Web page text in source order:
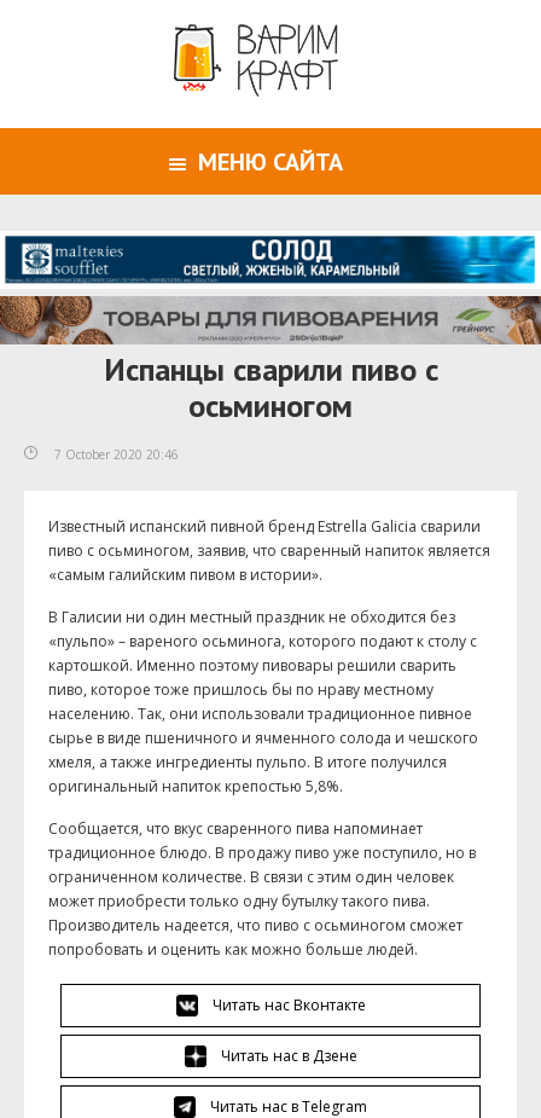
МЕНЮ САЙТА
Испанцы сварили пиво с
осьминогом
7 October 2020 20:46
Известный испанский пивной бренд Estrella Galicia сварили
пиво с осьминогом, заявив, что сваренный напиток является
«самым галийским пивом в истории».
В Галисии ни один местный праздник не обходится без
«пульпо» – вареного осьминога, которого подают к столу с
картошкой. Именно поэтому пивовары решили сварить
пиво, которое тоже пришлось бы по нраву местному
населению. Так, они использовали традиционное пивное
сырье в виде пшеничного и ячменного солода и чешского
хмеля, а также ингредиенты пульпо. В итоге получился
оригинальный напиток крепостью 5,8%.
Сообщается, что вкус сваренного пива напоминает
традиционное блюдо. В продажу пиво уже поступило, но в
ограниченном количестве. В связи с этим один человек
может приобрести только одну бутылку такого пива.
Производитель надеется, что пиво с осьминогом сможет
попробовать и оценить как можно больше людей.
Читать нас Вконтакте
Читать нас в Дзене
Читать нас в Telegram